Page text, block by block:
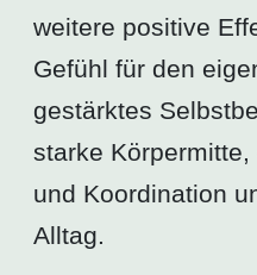
weitere positive
Gefühl für den
gestärktes
starke
und Koordination
Alltag.